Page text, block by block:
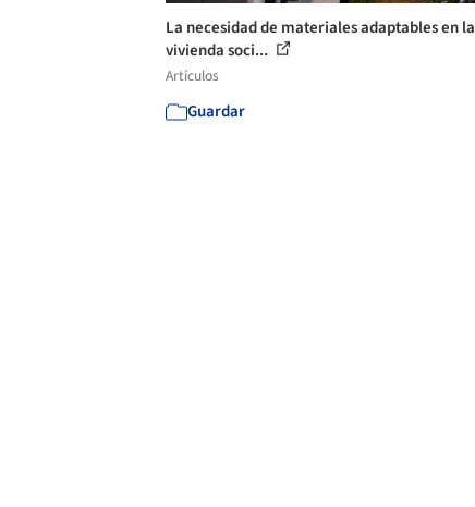
La necesidad de materiales adaptables en la
vivienda soci...
Artículos
Guardar